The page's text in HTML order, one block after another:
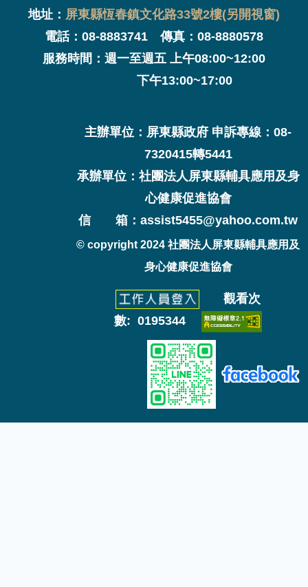
地址： 屏東縣恆春鎮文化路33號2樓(另開視窗)
電話：08-8883741 傳真：08-8880578
服務時間：週一至週五 上午08:00~12:00
下午13:00~17:00
主辦單位：屏東縣政府 申訴專線：08-
7320415轉5441
承辦單位：社團法人屏東縣輔具應用及身
心健康促進協會
信 箱：assist5455@yahoo.com.tw
© copyright 2024 社團法人屏東縣輔具應用及
身心健康促進協會
觀看次
數: 0195344